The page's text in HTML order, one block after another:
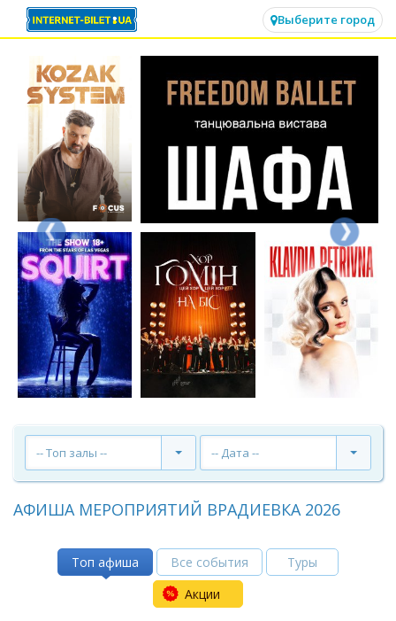
Выберите город
-- Топ залы -- -- Дата --
АФИША МЕРОПРИЯТИЙ ВРАДИЕВКА 2026
Топ афиша Все события
Туры
Акции